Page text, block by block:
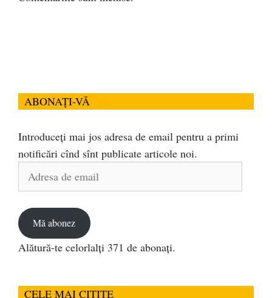
ABONAȚI-VĂ
Introduceți mai jos adresa de email pentru a primi
notificări cînd sînt publicate articole noi.
Mă abonez
Alătură-te celorlalți 371 de abonați.
CELE MAI CITITE